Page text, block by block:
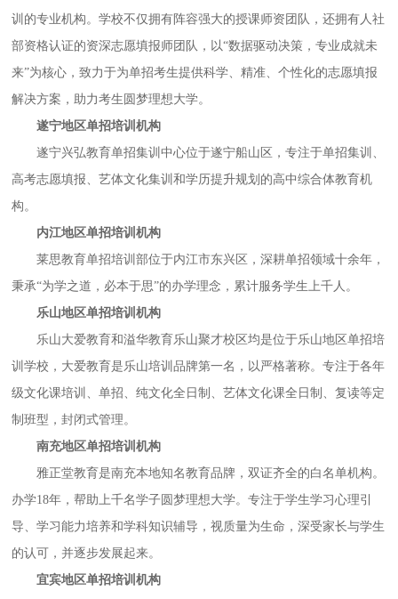
训的专业机构。学校不仅拥有阵容强大的授课师资团队，还拥有人社
部资格认证的资深志愿填报师团队，以“数据驱动决策，专业成就未
来”为核心，致力于为单招考生提供科学、精准、个性化的志愿填报
解决方案，助力考生圆梦理想大学。
遂宁地区单招培训机构
遂宁兴弘教育单招集训中心位于遂宁船山区，专注于单招集训、
高考志愿填报、艺体文化集训和学历提升规划的高中综合体教育机
构。
内江地区单招培训机构
莱思教育单招培训部位于内江市东兴区，深耕单招领域十余年，
秉承“为学之道，必本于思”的办学理念，累计服务学生上千人。
乐山地区单招培训机构
乐山大爱教育和溢华教育乐山聚才校区均是位于乐山地区单招培
训学校，大爱教育是乐山培训品牌第一名，以严格著称。专注于各年
级文化课培训、单招、纯文化全日制、艺体文化课全日制、复读等定
制班型，封闭式管理。
南充地区单招培训机构
雅正堂教育是南充本地知名教育品牌，双证齐全的白名单机构。
办学18年，帮助上千名学子圆梦理想大学。专注于学生学习心理引
导、学习能力培养和学科知识辅导，视质量为生命，深受家长与学生
的认可，并逐步发展起来。
宜宾地区单招培训机构